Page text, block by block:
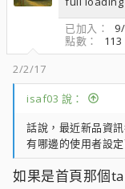
已加入
點數
113
2/2/17
isaf03 說：
話說，最近新品資
有哪邊的使用者設
如果是首頁那個